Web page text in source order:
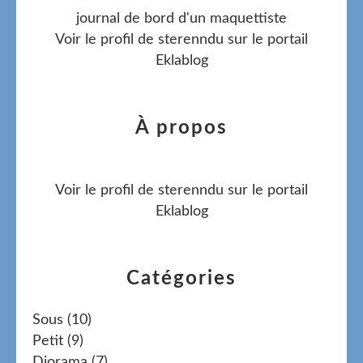
Catégories
Sous (10)
Petit (9)
journal de bord d'un maquettiste
Voir le profil de sterenndu sur le portail
Eklablog
À propos
Voir le profil de sterenndu sur le portail
Eklablog